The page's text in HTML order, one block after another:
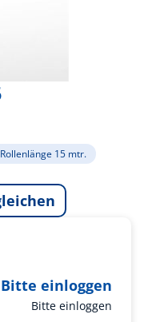
Rollenlänge 15 mtr.
Bitte einloggen
Bitte einloggen